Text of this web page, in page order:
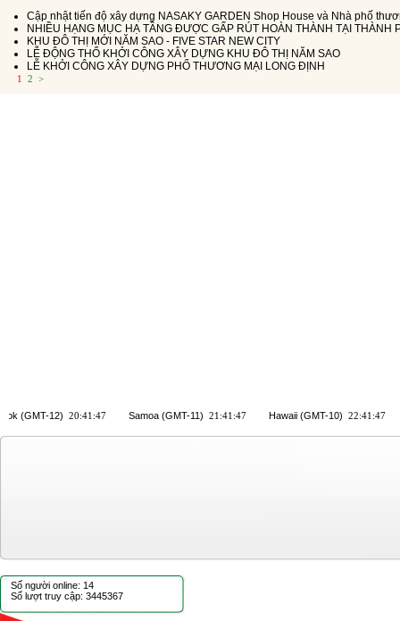
Cập nhật tiến độ xây dựng NASAKY GARDEN Shop House và Nhà phố
NHIỀU HẠNG MỤC HẠ TẦNG ĐƯỢC GẤP RÚT HOÀN THÀNH TẠI THÀNH
KHU ĐÔ THỊ MỚI NĂM SAO - FIVE STAR NEW CITY
LỄ ĐỘNG THỔ KHỞI CÔNG XÂY DỰNG KHU ĐÔ THỊ NĂM SAO
LỄ KHỞI CÔNG XÂY DỰNG PHỐ THƯƠNG MẠI LONG ĐỊNH
1 2 >
Số người online: 14
Số lượt truy cập: 3445367